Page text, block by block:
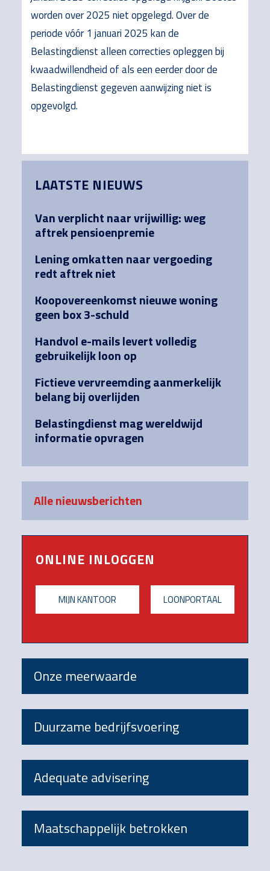
worden over 2025 niet opgelegd. Over de
periode vóór 1 januari 2025 kan de
Belastingdienst alleen correcties opleggen bij
kwaadwillendheid of als een eerder door de
Belastingdienst gegeven aanwijzing niet is
opgevolgd.
Sidebar
LAATSTE NIEUWS
Van verplicht naar vrijwillig: weg
aftrek pensioenpremie
Lening omkatten naar vergoeding
redt aftrek niet
Koopovereenkomst nieuwe woning
geen box 3-schuld
Handvol e-mails levert volledig
gebruikelijk loon op
Fictieve vervreemding aanmerkelijk
belang bij overlijden
Belastingdienst mag wereldwijd
informatie opvragen
Alle nieuwsberichten
ONLINE INLOGGEN
MIJN KANTOOR LOONPORTAAL
Onze meerwaarde
Duurzame bedrijfsvoering
Adequate advisering
Maatschappelijk betrokken